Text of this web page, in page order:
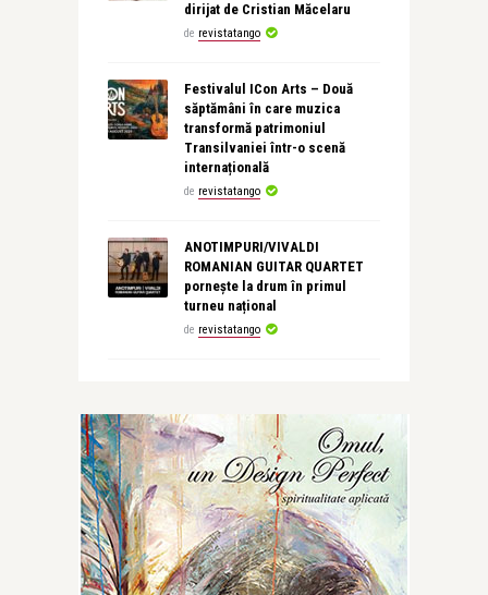
dirijat de Cristian Măcelaru
de revistatango
Festivalul ICon Arts – Două
săptămâni în care muzica
transformă patrimoniul
Transilvaniei într-o scenă
internațională
de revistatango
ANOTIMPURI/VIVALDI
ROMANIAN GUITAR QUARTET
pornește la drum în primul
turneu național
de revistatango